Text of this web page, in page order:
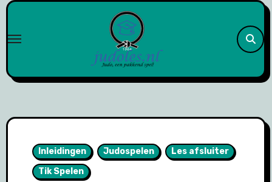
Naar
inhoud
Inleidingen Judospelen
Les afsluiter
Tik Spelen